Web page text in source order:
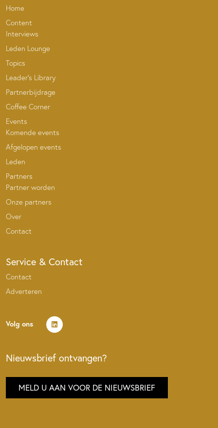
Home
Content
Interviews
Leden Lounge
Topics
Leader’s Library
Partnerbijdrage
Coffee Corner
Events
Komende events
Afgelopen events
Leden
Partners
Partner worden
Onze partners
Over
Contact
Service & Contact
Contact
Adverteren
Volg ons
Nieuwsbrief ontvangen?
MELD U AAN VOOR DE NIEUWSBRIEF